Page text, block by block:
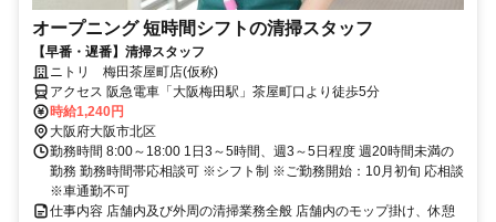
オープニング 短時間シフトの清掃スタッフ
【早番・遅番】清掃スタッフ
ニトリ 梅田茶屋町店(仮称)
アクセス 阪急電車「大阪梅田駅」茶屋町口より徒歩5分
時給1,240円
大阪府大阪市北区
勤務時間 8:00～18:00 1日3～5時間、週3～5日程度 週20時間未満の
勤務 勤務時間帯応相談可 ※シフト制 ※ご勤務開始：10月初旬 応相談
※車通勤不可
仕事内容 店舗内及び外周の清掃業務全般 店舗内のモップ掛け、休憩